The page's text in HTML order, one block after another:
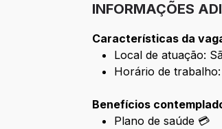
INFORMAÇÕES
Características da
Local de atuação:
Horário de trabalho:
Benefícios
Plano de saúde 💳